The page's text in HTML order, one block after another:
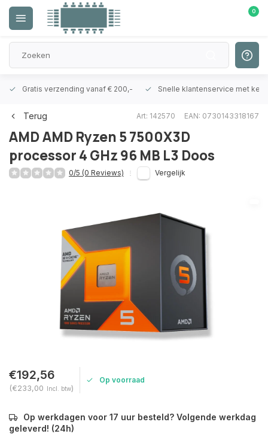
0
Gratis verzending vanaf € 200,- Snelle klantenservice met
Terug Art: 142570 EAN: 0730143318167
AMDAMD Ryzen 5 7500X3D
processor 4 GHz 96 MB L3 Doos
0/5 (0 Reviews) Vergelijk
€192,56
(€233,00 Incl. btw)
Op voorraad
Op werkdagen voor 17 uur besteld? Volgende werkdag
geleverd! (24h)